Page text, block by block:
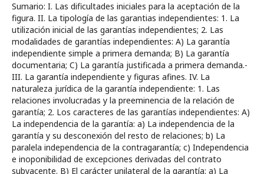
Sumario: I. Las dificultades iniciales para la aceptación de la
figura. II. La tipología de las garantias independientes: 1. La
utilización inicial de las garantías independientes; 2. Las
modalidades de garantías independientes: A) La garantía
independiente simple a primera demanda; B) La garantía
documentaria; C) La garantía justificada a primera demanda.-
III. La garantía independiente y figuras afines. IV. La
naturaleza jurídica de la garantía independiente: 1. Las
relaciones involucradas y la preeminencia de la relación de
garantía; 2. Los caracteres de las garantías independientes: A)
La independencia de la garantía: a) La independencia de la
garantía y su desconexión del resto de relaciones; b) La
paralela independencia de la contragarantía; c) Independencia
e inoponibilidad de excepciones derivadas del contrato
subyacente. B) El carácter unilateral de la garantía: a) La